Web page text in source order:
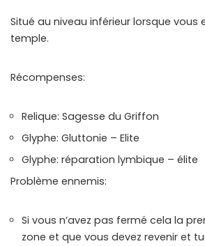
Situé au niveau inférieur lorsque vous
temple.
Récompenses:
Relique: Sagesse du Griffon
Glyphe: Gluttonie – Elite
Glyphe: réparation lymbique – élite
Problème ennemis:
Si vous n’avez pas fermé cela la
zone et que vous devez revenir et